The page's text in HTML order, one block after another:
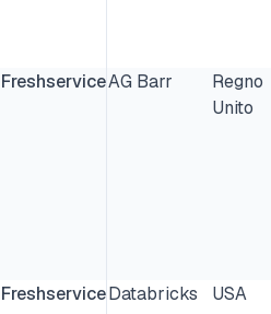
FreshserviceAG Barr
Regno
Unito
FreshserviceDatabricks USA